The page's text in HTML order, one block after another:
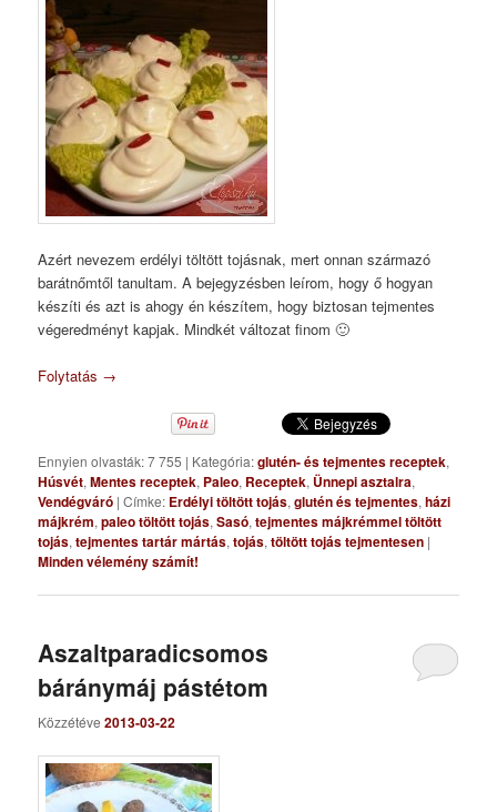
Azért nevezem erdélyi töltött tojásnak, mert onnan származó
barátnőmtől tanultam. A bejegyzésben leírom, hogy ő hogyan
készíti és azt is ahogy én készítem, hogy biztosan tejmentes
végeredményt kapjak. Mindkét változat finom 🙂
Folytatás →
Ennyien olvasták: 7 755 | Kategória:glutén- és tejmentes receptek,
Húsvét,Mentes receptek, Paleo, Receptek, Ünnepi asztalra,
Vendégváró |Címke: Erdélyi töltött tojás,glutén és tejmentes,házi
májkrém,paleo töltött tojás,Sasó,tejmentes májkrémmel töltött
tojás,tejmentes tartár mártás,tojás,töltött tojás tejmentesen |
Minden vélemény számít!
Aszaltparadicsomos
báránymáj pástétom
Közzétéve2013-03-22